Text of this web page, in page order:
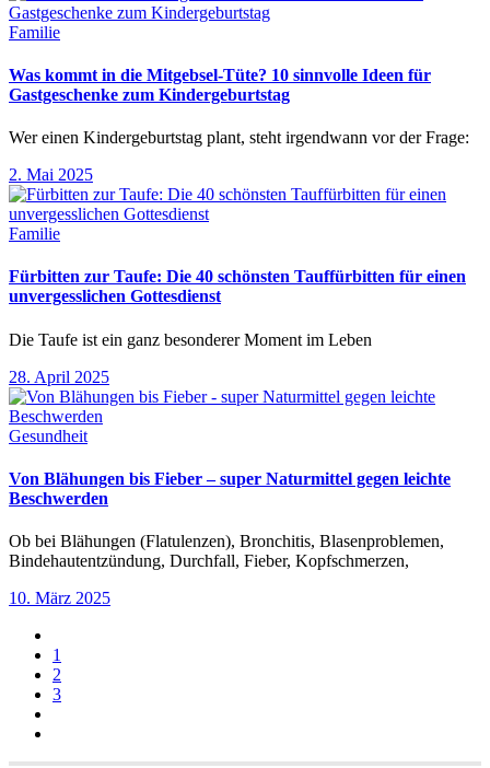
Familie
Was kommt in die Mitgebsel-Tüte? 10 sinnvolle Ideen für
Gastgeschenke zum Kindergeburtstag
Wer einen Kindergeburtstag plant, steht irgendwann vor der Frage:
2. Mai 2025
Familie
Fürbitten zur Taufe: Die 40 schönsten Tauffürbitten für einen
unvergesslichen Gottesdienst
Die Taufe ist ein ganz besonderer Moment im Leben
28. April 2025
Gesundheit
Von Blähungen bis Fieber – super Naturmittel gegen leichte
Beschwerden
Ob bei Blähungen (Flatulenzen), Bronchitis, Blasenproblemen,
Bindehautentzündung, Durchfall, Fieber, Kopfschmerzen,
10. März 2025
1
2
3